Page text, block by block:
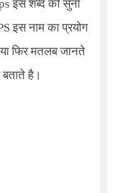
इस शब्द को सुना
इस नाम का प्रयोग
फिर मतलब जानते
है।